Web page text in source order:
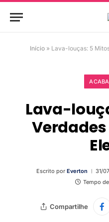
Início» Lava-louças: 5
Lava-
Verdades
Escrito por Everton 31/
Tempo
Compartilhe